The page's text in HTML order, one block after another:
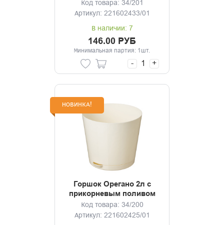
Код товара: 34/201
Артикул: 221602433/01
В наличии: 7
146.00 РУБ
Минимальная партия: 1шт.
- +
НОВИНКА!
Горшок Орегано 2л с
прикорневым поливом
(светло-бежевый)
Код товара: 34/200
Артикул: 221602425/01